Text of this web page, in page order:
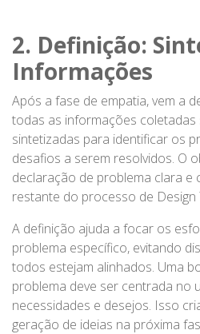
2. Definição:
Informações
Após a fase de empatia, vem a
todas as informações coletadas
sintetizadas para identificar os
desafios a serem resolvidos. O
declaração de problema clara e
restante do processo de Design
A definição ajuda a focar os
problema específico, evitando
todos estejam alinhados. Uma
problema deve ser centrada no
necessidades e desejos. Isso
geração de ideias na próxima